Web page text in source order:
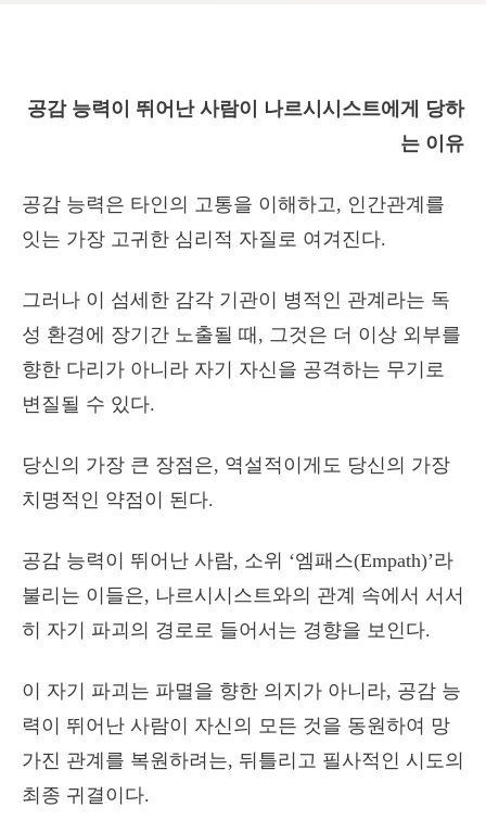
공감 능력이 뛰어난 사람이 나르시시스트에게 당하
는 이유
공감 능력은 타인의 고통을 이해하고, 인간관계를
잇는 가장 고귀한 심리적 자질로 여겨진다.
그러나 이 섬세한 감각 기관이 병적인 관계라는 독
성 환경에 장기간 노출될 때, 그것은 더 이상 외부를
향한 다리가 아니라 자기 자신을 공격하는 무기로
변질될 수 있다.
당신의 가장 큰 장점은, 역설적이게도 당신의 가장
치명적인 약점이 된다.
공감 능력이 뛰어난 사람, 소위 ‘엠패스(Empath)’라
불리는 이들은, 나르시시스트와의 관계 속에서 서서
히 자기 파괴의 경로로 들어서는 경향을 보인다.
이 자기 파괴는 파멸을 향한 의지가 아니라, 공감 능
력이 뛰어난 사람이 자신의 모든 것을 동원하여 망
가진 관계를 복원하려는, 뒤틀리고 필사적인 시도의
최종 귀결이다.